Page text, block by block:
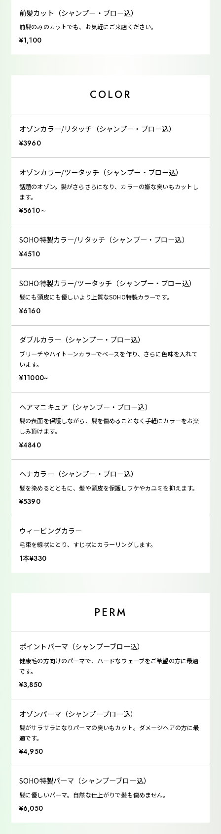
前髪カット（シャンプー・ブロー込）
前髪のみのカットでも、お気軽にご来店ください。
¥1,100
COLOR
オゾンカラー/リタッチ（シャンプー・ブロー込）
¥3960
オゾンカラー/ツータッチ（シャンプー・ブロー込）
話題のオゾン。髪がさらさらになり、カラーの嫌な臭いもカットし
ます。
¥5610～
SOHO特製カラー/リタッチ（シャンプー・ブロー込）
¥4510
SOHO特製カラー/ツータッチ（シャンプー・ブロー込）
髪にも頭皮にも優しいより上質なSOHO特製カラーです。
¥6160
ダブルカラー（シャンプー・ブロー込）
ブリーチやハイトーンカラーでベースを作り、さらに色味を入れて
います。
¥11000~
ヘアマニキュア（シャンプー・ブロー込）
髪の表面を保護しながら、髪を傷めることなく手軽にカラーをお楽
しみ頂けます。
¥4840
ヘナカラー（シャンプー・ブロー込）
髪を染めるとともに、髪や頭皮を保護しフケやカユミを抑えます。
¥5390
ウィービングカラー
毛束を線状にとり、すじ状にカラーリングします。
1本¥330
PERM
ポイントパーマ（シャンプーブロー込）
健康毛の方向けのパーマで、ハードなウェーブをご希望の方に最適
です。
¥3,850
オゾンパーマ（シャンプーブロー込）
髪がサラサラになりパーマの臭いもカット。ダメージヘアの方に最
適です。
¥4,950
SOHO特製パーマ（シャンプーブロー込）
髪に優しいパーマ。自然な仕上がりで髪も傷めません。
¥6,050